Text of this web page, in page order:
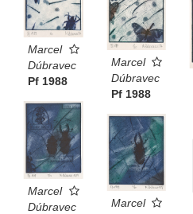
Marcel
Dúbravec
Pf 1988
Marcel
Dúbravec
Pf 1988
Marcel
Dúbravec
Marcel